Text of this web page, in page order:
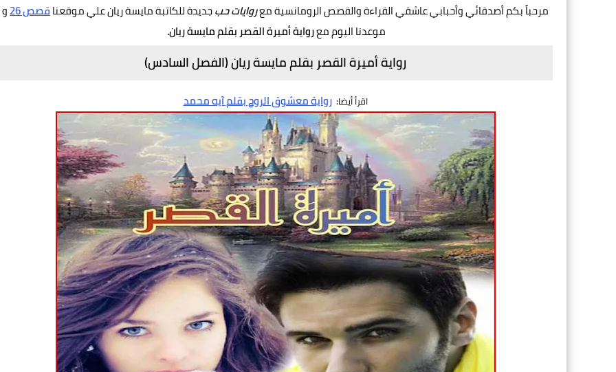
مرحباً بكم أصدقائي وأحبابي عاشقي القراءة والقصص الرومانسية معروايات حبجديدة للكاتبة مايسة ريان علي موقعناقصص 26 و
موعدنا اليوم معرواية أميرة القصر بقلم مايسة ريان.
رواية أميرة القصر بقلم مايسة ريان (الفصل السادس)
اقرأ أيضا: رواية معشوق الروح بقلم آيه محمد